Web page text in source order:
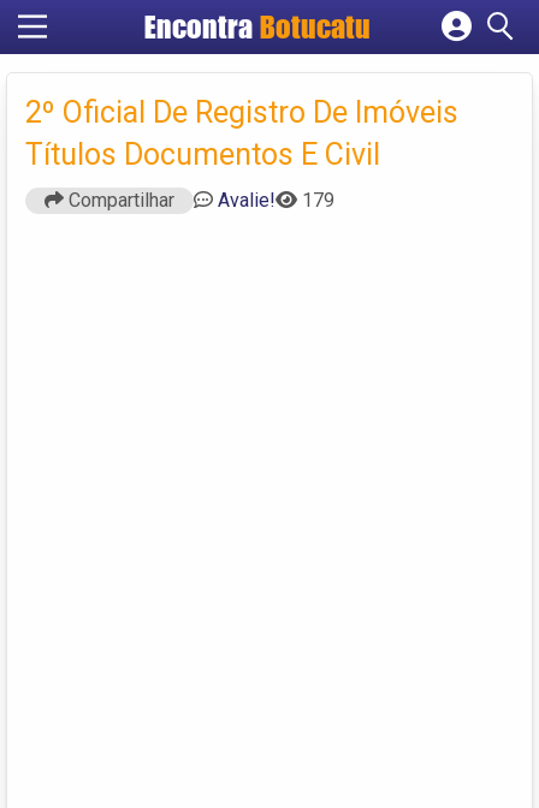
EncontraBotucatu
Cadastrar empresa
Criar conta
2º Oficial De Registro De Imóveis
Títulos Documentos E Civil
Compartilhar Avalie! 179